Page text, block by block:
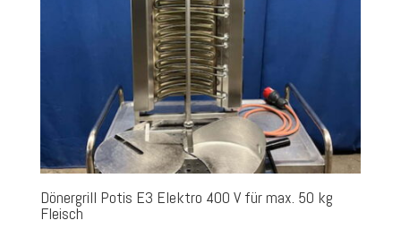
Dönergrill Potis E3 Elektro 400 V für max. 50 kg
Fleisch